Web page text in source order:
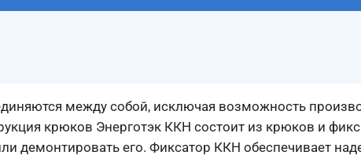
между собой, исключая возможность
крюков Энерготэк ККН состоит из крюков и
демонтировать его. Фиксатор ККН обеспечивает